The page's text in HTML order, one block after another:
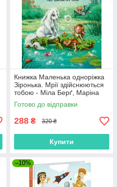
Книжка Маленька одноріжка
Зіронька. Мрії здійснюються
тобою - Міла Берґ, Маріна
Кремер (9786170959324)
Готово до відправки
288 ₴ 320 ₴
Купити
–10%